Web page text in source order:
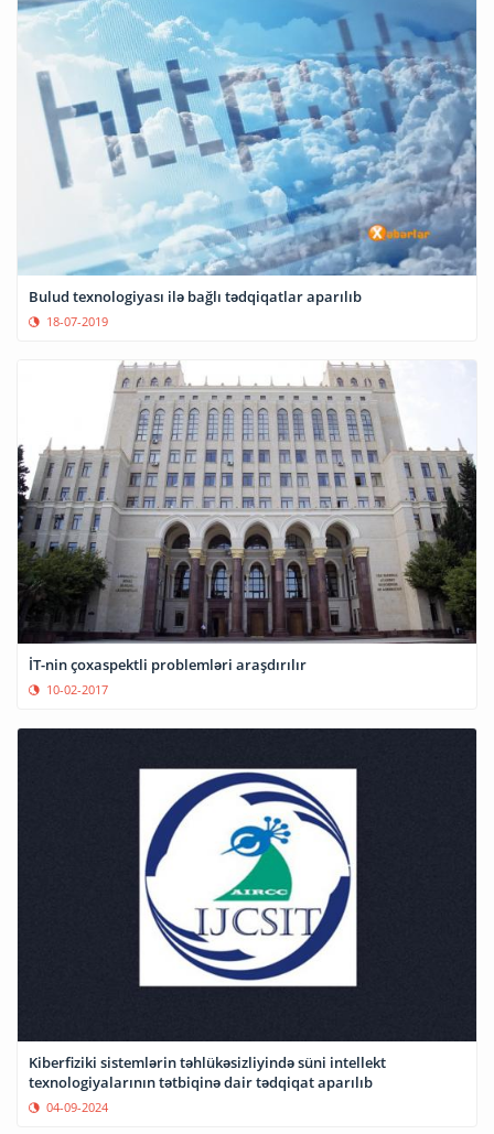
Bulud texnologiyası ilə bağlı tədqiqatlar aparılıb
18-07-2019
İT-nin çoxaspektli problemləri araşdırılır
10-02-2017
Kiberfiziki sistemlərin təhlükəsizliyində süni intellekt
texnologiyalarının tətbiqinə dair tədqiqat aparılıb
04-09-2024